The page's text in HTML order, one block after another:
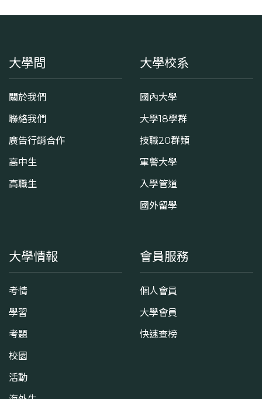
大學問
關於我們
聯絡我們
廣告行銷合作
高中生
高職生
大學校系
國內大學
大學18學群
技職20群類
軍警大學
入學管道
國外留學
大學情報
考情
學習
考題
校園
活動
會員服務
個人會員
大學會員
快速查榜